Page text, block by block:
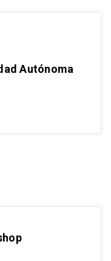
Autónoma